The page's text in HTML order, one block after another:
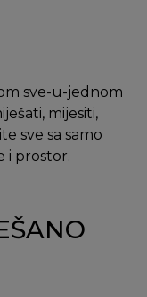
sve-u-jednom
mijesiti,
sve sa samo
i prostor.